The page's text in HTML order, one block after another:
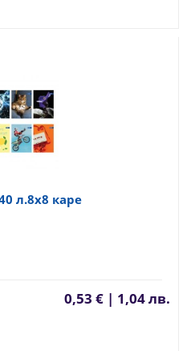
л.8х8 каре
0,53 € | 1,04 лв.